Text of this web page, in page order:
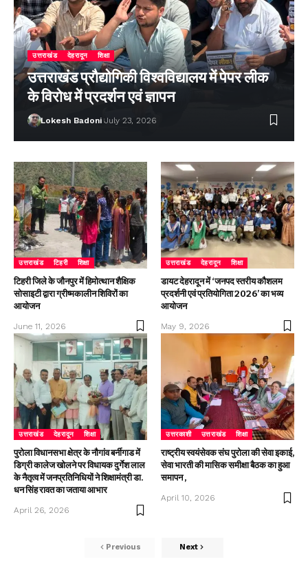
उत्तराखंड देहरादून शिक्षा
उत्तराखंड प्रौद्योगिकी विश्वविद्यालय में पेपर लीक
के विरोध में प्रदर्शन एवं ज्ञापन
Lokesh Badoni July 23, 2026
उत्तराखंड टिहरी शिक्षा
टिहरी जिले के जौनपुर में हिमोत्थान शैक्षिक
सोसाइटी द्वारा ग्रीष्मकालीन शिविरों का
आयोजन
June 11, 2026
उत्तराखंड देहरादून शिक्षा
डायट देहरादून में ‘जनपद स्तरीय कौशलम
प्रदर्शनी एवं प्रतियोगिता 2026’ का भव्य
आयोजन
May 9, 2026
उत्तराखंड देहरादून शिक्षा
पुरोला विधानसभा क्षेत्र के नौगांव बर्नीगाड में
डिग्री कालेज खोलने पर विधायक दुर्गेश लाल
के नैतृत्व में जनप्रतिनिधियों ने शिक्षामंत्री डा.
धन सिंह रावत का जताया आभार
April 26, 2026
उत्तरकाशी उत्तराखंड शिक्षा
राष्ट्रीय स्वयंसेवक संघ पुरोला की सेवा इकाई,
सेवा भारती की मासिक समीक्षा बैठक का हुआ
समापन ,
April 10, 2026
Previous Next